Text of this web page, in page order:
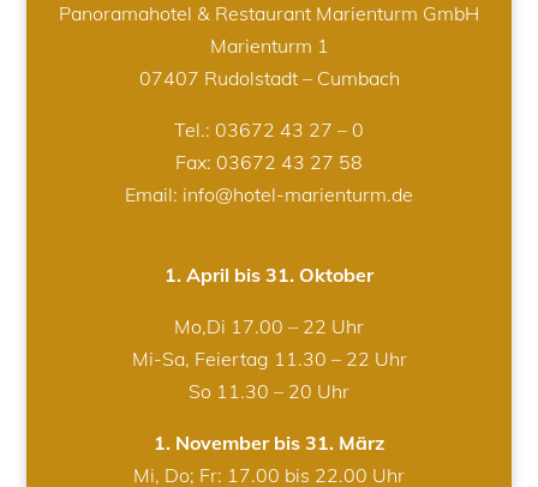
Panoramahotel & Restaurant Marienturm GmbH
Marienturm 1
07407 Rudolstadt – Cumbach
Tel.: 03672 43 27 – 0
Fax: 03672 43 27 58
Email: info@hotel-marienturm.de
1. April bis 31. Oktober
Mo,Di 17.00 – 22 Uhr
Mi-Sa, Feiertag 11.30 – 22 Uhr
So 11.30 – 20 Uhr
1. November bis 31. März
Mi, Do; Fr: 17.00 bis 22.00 Uhr